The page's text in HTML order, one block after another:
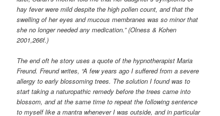
hay fever were mild despite the high pollen count, and that the
swelling of her eyes and mucous membranes was so minor that
she no longer needed any medication.” (Olness & Kohen
2001,266f.)
The end oft he story uses a quote of the hypnotherapist Maria
Freund. Freund writes, “A few years ago I suffered from a severe
allergy to early blossoming trees. The solution I found was to
start taking a naturopathic remedy before the trees came into
blossom, and at the same time to repeat the following sentence
to myself like a mantra whenever I was outside, and in particular